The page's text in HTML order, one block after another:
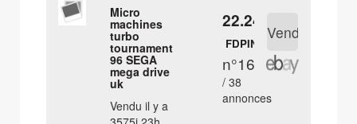
Micro
machines
turbo
tournament
96 SEGA
mega drive
uk
Vendu il y a
22.24 €
FDPIN
n°16
/ 38
annonces